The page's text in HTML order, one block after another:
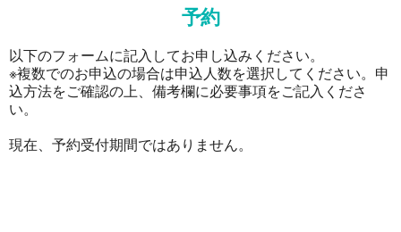
予約
以下のフォームに記入してお申し込みください。
※複数でのお申込の場合は申込人数を選択してください。申
込方法をご確認の上、備考欄に必要事項をご記入くださ
い。
現在、予約受付期間ではありません。